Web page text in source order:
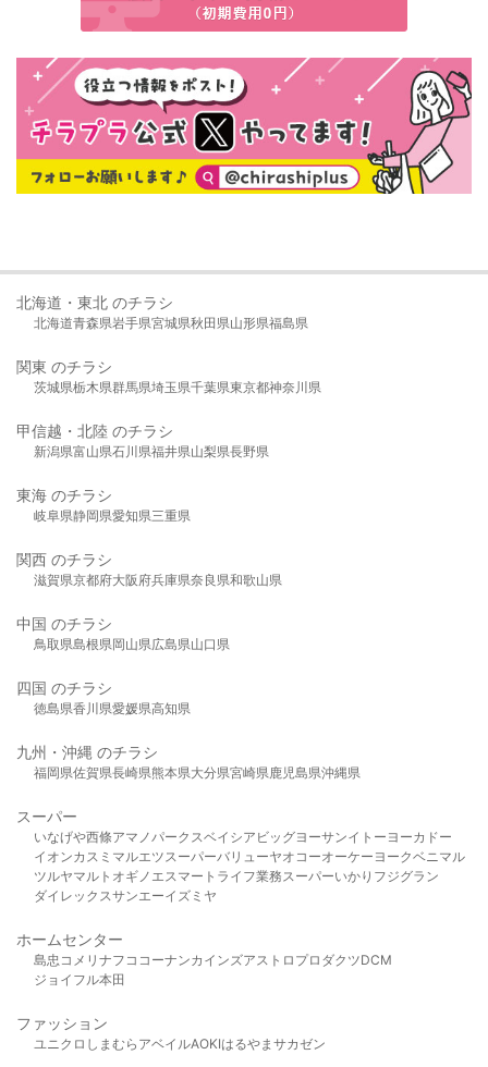
北海道・東北 のチラシ
北海道青森県岩手県宮城県秋田県山形県福島県
関東 のチラシ
茨城県栃木県群馬県埼玉県千葉県東京都神奈川県
甲信越・北陸 のチラシ
新潟県富山県石川県福井県山梨県長野県
東海 のチラシ
岐阜県静岡県愛知県三重県
関西 のチラシ
滋賀県京都府大阪府兵庫県奈良県和歌山県
中国 のチラシ
鳥取県島根県岡山県広島県山口県
四国 のチラシ
徳島県香川県愛媛県高知県
九州・沖縄 のチラシ
福岡県佐賀県長崎県熊本県大分県宮崎県鹿児島県沖縄県
スーパー
いなげや西條アマノパークスベイシア ビッグヨーサンイトーヨーカドー
イオンカスミ マルエツスーパーバリューヤオコーオーケー ヨークベニマル
ツルヤマルト オギノ エスマート ライフ業務スーパーいかり フジグラン
ダイレックスサンエーイズミヤ
ホームセンター
島忠 コメリ ナフコ コーナンカインズアストロプロダクツDCM
ジョイフル本田
ファッション
ユニクロ しまむら アベイルAOKIはるやま サカゼン